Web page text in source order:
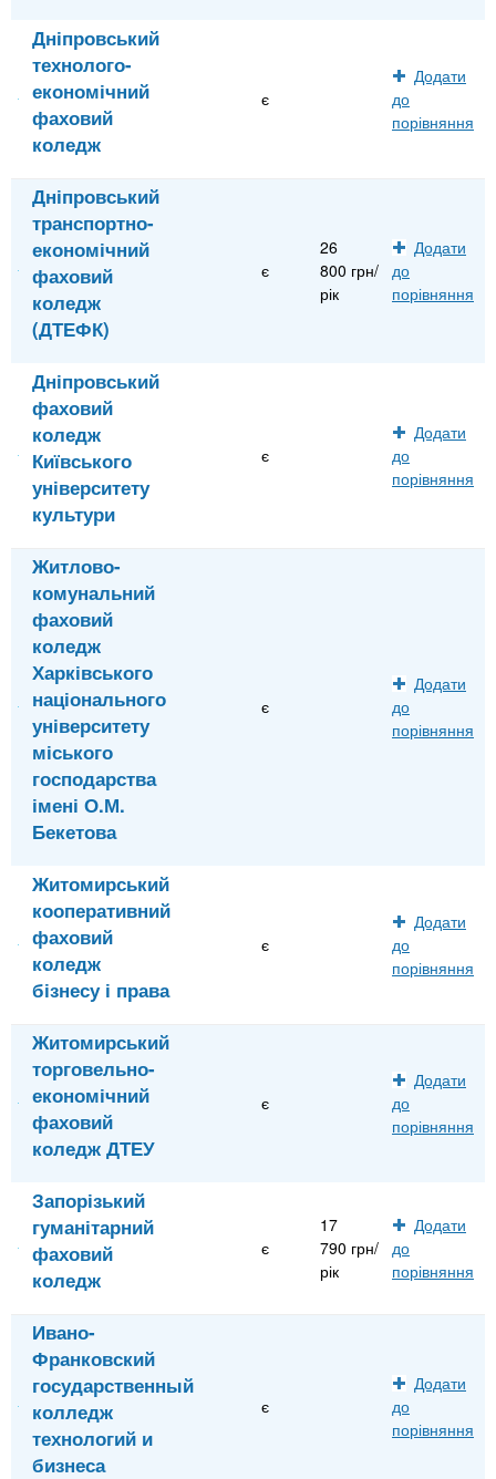
Дніпровський
технолого-
економічний
фаховий
коледж
є
Додати
до
порівняння
Дніпровський
транспортно-
економічний
фаховий
коледж
(ДТЕФК)
є
26
800 грн/
рік
Додати
до
порівняння
Дніпровський
фаховий
коледж
Київського
університету
культури
є
Додати
до
порівняння
Житлово-
комунальний
фаховий
коледж
Харківського
національного
університету
міського
господарства
імені О.М.
Бекетова
є
Додати
до
порівняння
Житомирський
кооперативний
фаховий
коледж
бізнесу і права
є
Додати
до
порівняння
Житомирський
торговельно-
економічний
фаховий
коледж ДТЕУ
є
Додати
до
порівняння
Запорізький
гуманітарний
фаховий
коледж
є
17
790 грн/
рік
Додати
до
порівняння
Ивано-
Франковский
государственный
колледж
технологий и
бизнеса
є
Додати
до
порівняння